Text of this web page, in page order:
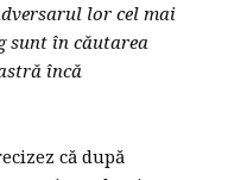
lor cel mai
sunt în căutarea
încă
că după